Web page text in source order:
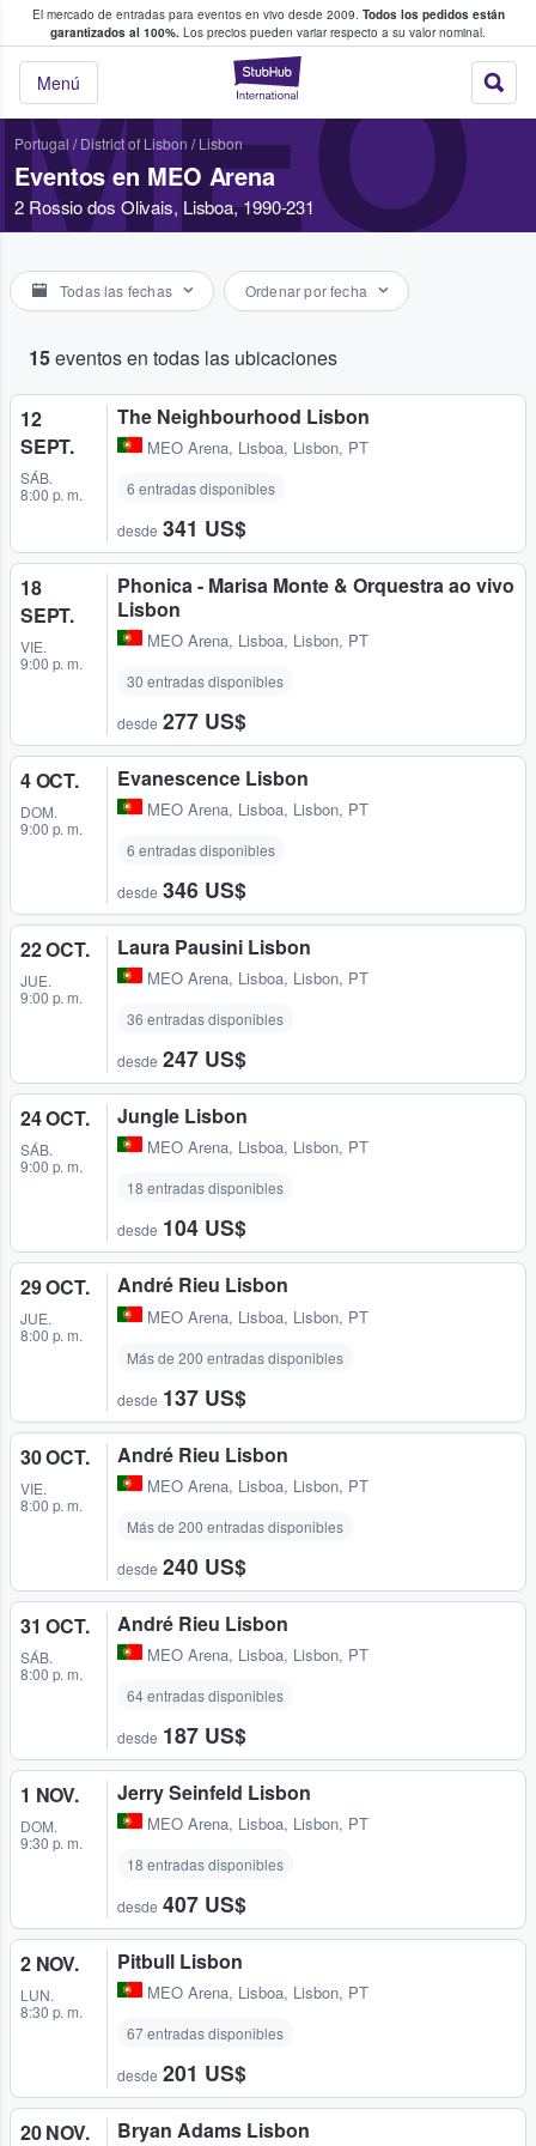
El mercado de entradas para eventos en vivo desde 2009. Todos los pedidos están
garantizados al 100%. Los precios pueden variar respecto a su valor nominal.
StubHub:
Menú
y venta de entradas entre fans
Portugal / District of Lisbon / Lisbon
Eventos en MEO Arena
2 Rossio dos Olivais, Lisboa, 1990-231
Todas las fechas Ordenar por fecha
15eventos en todas las ubicaciones
12
SEPT.
SÁB.
8:00 p. m.
The Neighbourhood Lisbon
MEO Arena, Lisboa, Lisbon, PT
6 entradas disponibles
desde 341 US$
18
SEPT.
VIE.
9:00 p. m.
Phonica - Marisa Monte & Orquestra ao vivo
Lisbon
MEO Arena, Lisboa, Lisbon, PT
30 entradas disponibles
desde 277 US$
4 OCT.
DOM.
9:00 p. m.
Evanescence Lisbon
MEO Arena, Lisboa, Lisbon, PT
6 entradas disponibles
desde 346 US$
22 OCT.
JUE.
9:00 p. m.
Laura Pausini Lisbon
MEO Arena, Lisboa, Lisbon, PT
36 entradas disponibles
desde 247 US$
24 OCT.
SÁB.
9:00 p. m.
Jungle Lisbon
MEO Arena, Lisboa, Lisbon, PT
18 entradas disponibles
desde 104 US$
29 OCT.
JUE.
8:00 p. m.
André Rieu Lisbon
MEO Arena, Lisboa, Lisbon, PT
Más de 200 entradas disponibles
desde 137 US$
30 OCT.
VIE.
8:00 p. m.
André Rieu Lisbon
MEO Arena, Lisboa, Lisbon, PT
Más de 200 entradas disponibles
desde 240 US$
31 OCT.
SÁB.
8:00 p. m.
André Rieu Lisbon
MEO Arena, Lisboa, Lisbon, PT
64 entradas disponibles
desde 187 US$
1 NOV.
DOM.
9:30 p. m.
Jerry Seinfeld Lisbon
MEO Arena, Lisboa, Lisbon, PT
18 entradas disponibles
desde 407 US$
2 NOV.
LUN.
8:30 p. m.
Pitbull Lisbon
MEO Arena, Lisboa, Lisbon, PT
67 entradas disponibles
desde 201 US$
20 NOV. Bryan Adams Lisbon